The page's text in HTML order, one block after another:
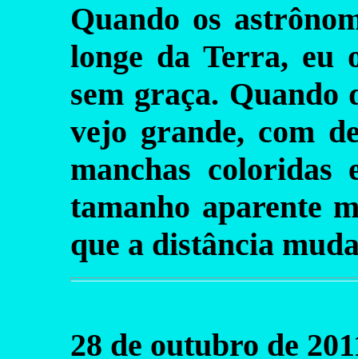
Quando os
longe da Terra, eu
sem graça. Quando
vejo grande, com
manchas
tamanho aparente
que a distância
28 de outubro de